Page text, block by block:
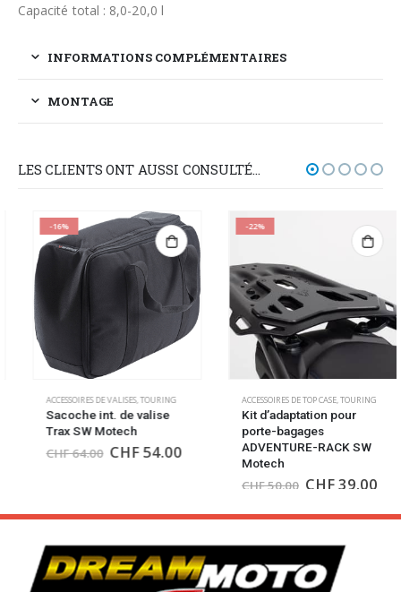
Capacité total : 8,0-20,0 l
INFORMATIONS COMPLÉMENTAIRES
MONTAGE
LES CLIENTS ONT AUSSI CONSULTÉ…
-16%
ACCESSOIRES DE VALISES,TOURING
Sacoche int. de valise
Trax SW Motech
CHF64.00 CHF54.00
-22%
ACCESSOIRES DE TOP CASE,TOURING
Kit d’adaptation pour
porte-bagages
ADVENTURE-RACK SW
Motech
CHF50.00 CHF39.00